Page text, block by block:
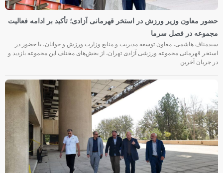
حضور معاون وزیر ورزش در استخر قهرمانی آزادی؛ تأکید بر ادامه فعالیت
مجموعه در فصل سرما
سیدمناف هاشمی، معاون توسعه مدیریت و منابع وزارت ورزش و جوانان، با حضور در
استخر قهرمانی مجموعه ورزشی آزادی تهران، از بخش‌های مختلف این مجموعه بازدید و
در جریان آخرین